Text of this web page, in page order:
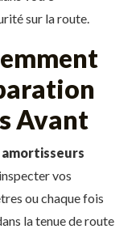
sur la route.
Avant
vos
ou chaque fois
la tenue de route